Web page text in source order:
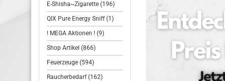
E-Shisha~Zigarette (196)
QIX Pure Energy Sniff (1)
! MEGA Aktionen ! (9)
Shop Artikel (866)
Feuerzeuge (594)
Raucherbedarf (162)